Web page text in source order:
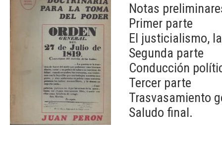
Notas
Primer parte
El justicialismo,
Segunda parte
Conducción
Tercer parte
Trasvasamiento
Saludo final.